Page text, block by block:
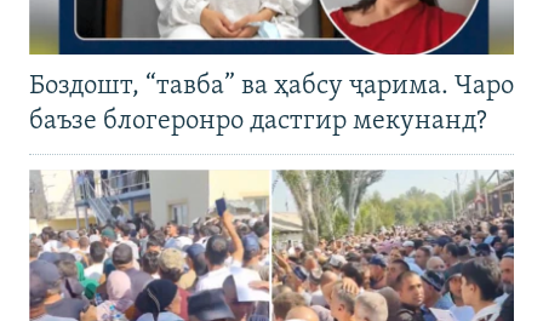
Боздошт, “тавба” ва ҳабсу ҷарима. Чаро
баъзе блогеронро дастгир мекунанд?